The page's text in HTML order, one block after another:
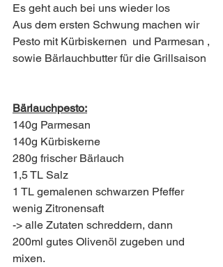
Es geht auch bei uns wieder los
Aus dem ersten Schwung machen wir
Pesto mit Kürbiskernen  und Parmesan ,
sowie Bärlauchbutter für die Grillsaison
Bärlauchpesto:
140g Parmesan
140g Kürbiskerne
280g frischer Bärlauch
1,5 TL Salz
1 TL gemalenen schwarzen Pfeffer
wenig Zitronensaft
-> alle Zutaten schreddern, dann
200ml gutes Olivenöl zugeben und
mixen.